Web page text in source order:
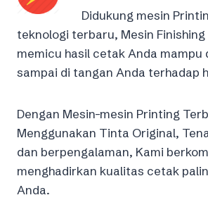
Didukung mesin
teknologi terbaru, Mesin
memicu hasil cetak Anda mampu
sampai di tangan Anda terhadap
Dengan Mesin-mesin Printing
Menggunakan Tinta Original,
dan berpengalaman, Kami
menghadirkan kualitas cetak
Anda.